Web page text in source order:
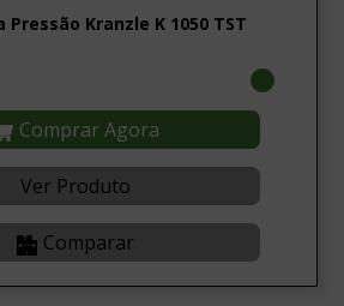
Kranzle K 1050 TST
Comprar Agora
Ver Produto
Comparar